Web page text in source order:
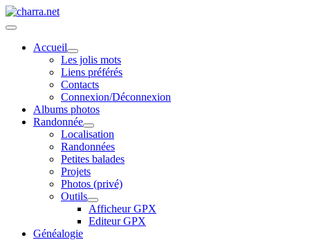
Accueil
Les jolis mots
Liens préférés
Contacts
Connexion/Déconnexion
Albums photos
Randonnée
Localisation
Randonnées
Petites balades
Projets
Photos (privé)
Outils
Afficheur GPX
Editeur GPX
Généalogie